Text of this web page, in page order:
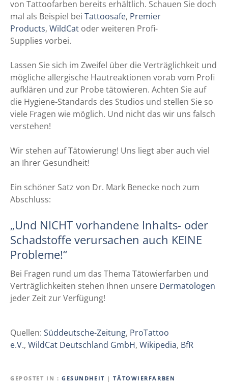
von Tattoofarben bereits erhältlich. Schauen Sie doch
mal als Beispiel bei Tattoosafe, Premier
Products, WildCat oder weiteren Profi-
Supplies vorbei.
Lassen Sie sich im Zweifel über die Verträglichkeit und
mögliche allergische Hautreaktionen vorab vom Profi
aufklären und zur Probe tätowieren. Achten Sie auf
die Hygiene-Standards des Studios und stellen Sie so
viele Fragen wie möglich. Und nicht das wir uns falsch
verstehen!
Wir stehen auf Tätowierung! Uns liegt aber auch viel
an Ihrer Gesundheit!
Ein schöner Satz von Dr. Mark Benecke noch zum
Abschluss:
„Und NICHT vorhandene Inhalts- oder
Schadstoffe verursachen auch KEINE
Probleme!“
Bei Fragen rund um das Thema Tätowierfarben und
Verträglichkeiten stehen Ihnen unsere Dermatologen
jeder Zeit zur Verfügung!
Quellen: Süddeutsche-Zeitung, ProTattoo
e.V., WildCat Deutschland GmbH, Wikipedia, BfR
GEPOSTET IN GESUNDHEIT |TÄTOWIERFARBEN